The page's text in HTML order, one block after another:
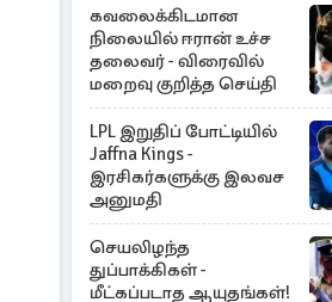
கவலைக்கிடமான
நிலையில் ஈரான் உச்ச
தலைவர் - விரைவில்
மறைவு குறித்த செய்தி
LPL இறுதிப் போட்டியில்
Jaffna Kings -
இரசிகர்களுக்கு இலவச
அனுமதி
செயலிழந்த
துப்பாக்கிகள் -
மீட்கப்படாத ஆயுதங்கள்!